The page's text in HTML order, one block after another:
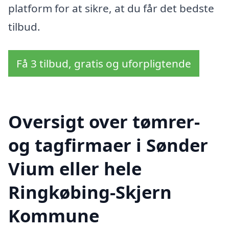
platform for at sikre, at du får det bedste
tilbud.
Få 3 tilbud, gratis og uforpligtende
Oversigt over tømrer-
og tagfirmaer i Sønder
Vium eller hele
Ringkøbing-Skjern
Kommune